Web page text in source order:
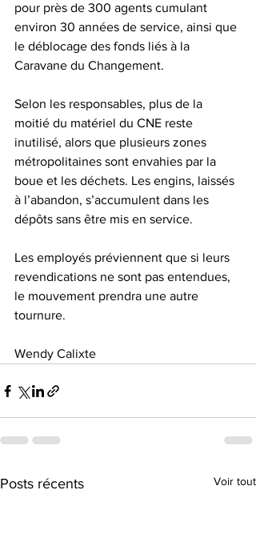
pour près de 300 agents cumulant
environ 30 années de service, ainsi que
le déblocage des fonds liés à la
Caravane du Changement.
Selon les responsables, plus de la
moitié du matériel du CNE reste
inutilisé, alors que plusieurs zones
métropolitaines sont envahies par la
boue et les déchets. Les engins, laissés
à l’abandon, s’accumulent dans les
dépôts sans être mis en service.
Les employés préviennent que si leurs
revendications ne sont pas entendues,
le mouvement prendra une autre
tournure.
Wendy Calixte
Posts récents Voir tout